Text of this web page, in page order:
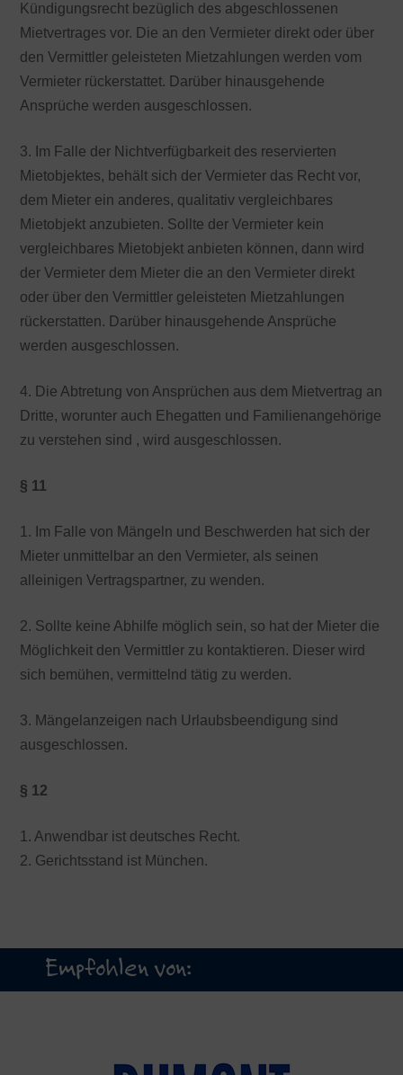
Kündigungsrecht bezüglich des abgeschlossenen
Mietvertrages vor. Die an den Vermieter direkt oder über
den Vermittler geleisteten Mietzahlungen werden vom
Vermieter rückerstattet. Darüber hinausgehende
Ansprüche werden ausgeschlossen.
3. Im Falle der Nichtverfügbarkeit des reservierten
Mietobjektes, behält sich der Vermieter das Recht vor,
dem Mieter ein anderes, qualitativ vergleichbares
Mietobjekt anzubieten. Sollte der Vermieter kein
vergleichbares Mietobjekt anbieten können, dann wird
der Vermieter dem Mieter die an den Vermieter direkt
oder über den Vermittler geleisteten Mietzahlungen
rückerstatten. Darüber hinausgehende Ansprüche
werden ausgeschlossen.
4. Die Abtretung von Ansprüchen aus dem Mietvertrag an
Dritte, worunter auch Ehegatten und Familienangehörige
zu verstehen sind , wird ausgeschlossen.
§ 11
1. Im Falle von Mängeln und Beschwerden hat sich der
Mieter unmittelbar an den Vermieter, als seinen
alleinigen Vertragspartner, zu wenden.
2. Sollte keine Abhilfe möglich sein, so hat der Mieter die
Möglichkeit den Vermittler zu kontaktieren. Dieser wird
sich bemühen, vermittelnd tätig zu werden.
3. Mängelanzeigen nach Urlaubsbeendigung sind
ausgeschlossen.
§ 12
1. Anwendbar ist deutsches Recht.
2. Gerichtsstand ist München.
Empfohlen von: